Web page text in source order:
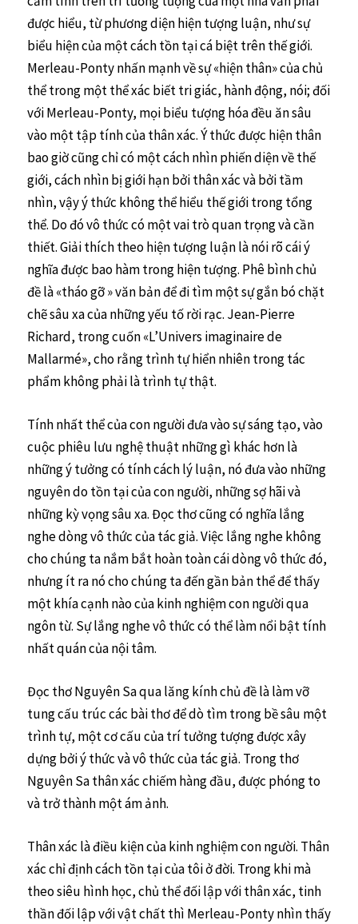
được hiểu, từ phương diện hiện tượng luận, như sự
biểu hiện của một cách tồn tại cá biệt trên thế giới.
Merleau-Ponty nhấn mạnh về sự «hiện thân» của chủ
thể trong một thể xác biết tri giác, hành động, nói; đối
với Merleau-Ponty, mọi biểu tượng hóa đều ăn sâu
vào một tập tính của thân xác. Ý thức được hiện thân
bao giờ cũng chỉ có một cách nhìn phiến diện về thế
giới, cách nhìn bị giới hạn bởi thân xác và bởi tầm
nhìn, vậy ý thức không thể hiểu thế giới trong tổng
thể. Do đó vô thức có một vai trò quan trọng và cần
thiết. Giải thích theo hiện tượng luận là nói rõ cái ý
nghĩa được bao hàm trong hiện tượng. Phê bình chủ
đề là «tháo gỡ » văn bản để đi tìm một sự gắn bó chặt
chẽ sâu xa của những yếu tố rời rạc. Jean-Pierre
Richard, trong cuốn «L’Univers imaginaire de
Mallarmé», cho rằng trình tự hiển nhiên trong tác
phẩm không phải là trình tự thật.
Tính nhất thể của con người đưa vào sự sáng tạo, vào
cuộc phiêu lưu nghệ thuật những gì khác hơn là
những ý tưởng có tính cách lý luận, nó đưa vào những
nguyên do tồn tại của con người, những sợ hãi và
những kỳ vọng sâu xa. Đọc thơ cũng có nghĩa lắng
nghe dòng vô thức của tác giả. Việc lắng nghe không
cho chúng ta nắm bắt hoàn toàn cái dòng vô thức đó,
nhưng ít ra nó cho chúng ta đến gần bản thể để thấy
một khía cạnh nào của kinh nghiệm con người qua
ngôn từ. Sự lắng nghe vô thức có thể làm nổi bật tính
nhất quán của nội tâm.
Đọc thơ Nguyên Sa qua lăng kính chủ đề là làm vỡ
tung cấu trúc các bài thơ để dò tìm trong bề sâu một
trình tự, một cơ cấu của trí tưởng tượng được xây
dựng bởi ý thức và vô thức của tác giả. Trong thơ
Nguyên Sa thân xác chiếm hàng đầu, được phóng to
và trở thành một ám ảnh.
Thân xác là điều kiện của kinh nghiệm con người. Thân
xác chỉ định cách tồn tại của tôi ở đời. Trong khi mà
theo siêu hình học, chủ thể đối lập với thân xác, tinh
thần đối lập với vật chất thì Merleau-Ponty nhìn thấy